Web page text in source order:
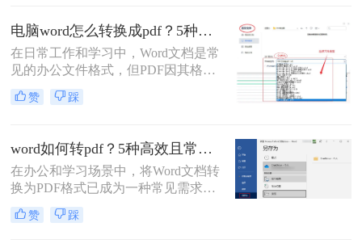
Word转PDF的常用方法，帮助您高效
完成转换任务。
电脑word怎么转换成pdf？5种详细方法全解析！
在日常工作和学习中，Word文档是常
见的办公文件格式，但PDF因其格式
固定、兼容性好、安全性高等特点，
成为跨平台共享和打印的首选。那么
为PDF的方法，帮助您根据需求选择
最合适的方案。
赞 踩
word如何转pdf？5种高效且常用方法详解！
在办公和学习场景中，将Word文档转
换为PDF格式已成为一种常见需求。
PDF格式因其兼容性强、排版稳定、
安全性高等特点，能够有效避免因设
赞 踩